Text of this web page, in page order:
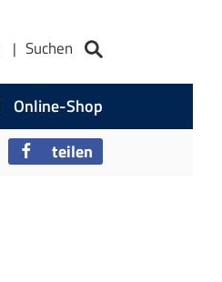
Suchen
Online-Shop
teilen